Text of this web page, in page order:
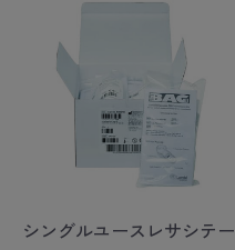
シングルユースレサシテー